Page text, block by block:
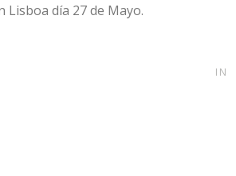
día 27 de Mayo.
IN